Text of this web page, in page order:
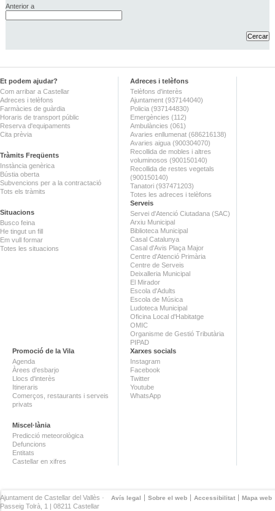
Anterior a
Et podem ajudar?
Com arribar a Castellar
Adreces i telèfons
Farmàcies de guàrdia
Horaris de transport públic
Reserva d'equipaments
Cita prèvia
Tràmits Freqüents
Instància genèrica
Bústia oberta
Subvencions per a la contractació
Tots els tràmits
Situacions
Busco feina
He tingut un fill
Em vull formar
Totes les situacions
Adreces i telèfons
Telèfons d'interès
Ajuntament (937144040)
Policia (937144830)
Emergències (112)
Ambulàncies (061)
Avaries enllumenat (686216138)
Avaries aigua (900304070)
Recollida de mobles i altres
voluminosos (900150140)
Recollida de restes vegetals
(900150140)
Tanatori (937471203)
Totes les adreces i telèfons
Serveis
Servei d'Atenció Ciutadana (SAC)
Arxiu Municipal
Biblioteca Municipal
Casal Catalunya
Casal d'Avis Plaça Major
Centre d'Atenció Primària
Centre de Serveis
Deixalleria Municipal
El Mirador
Escola d'Adults
Escola de Música
Ludoteca Municipal
Oficina Local d'Habitatge
OMIC
Organisme de Gestió Tributària
PIPAD
Promoció de la Vila
Agenda
Àrees d'esbarjo
Llocs d'interès
Itineraris
Comerços, restaurants i serveis
privats
Miscel·lània
Predicció meteorològica
Defuncions
Entitats
Castellar en xifres
Xarxes socials
Instagram
Facebook
Twitter
Youtube
WhatsApp
Avís legal Sobre el web Accessibilitat Mapa web
Ajuntament de Castellar del Vallès ·
Passeig Tolrà, 1 | 08211 Castellar